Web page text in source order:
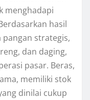
menghadapi
hasil
strategis,
dan daging,
pasar. Beras,
memiliki stok
dinilai cukup